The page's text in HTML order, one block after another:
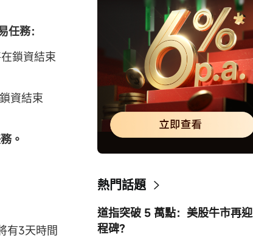
務：
鎖資結束
資結束
。
有3天時間
熱門話題
道指突破 5 萬點：美股牛市再
程碑？